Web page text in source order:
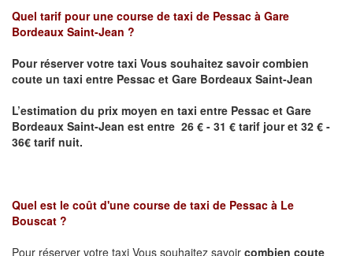
Quel tarif pour une course de taxi de Pessac à Gare
Bordeaux Saint-Jean ?
Pour réserver votre taxi Vous souhaitez savoircombien
coute un taxi entre Pessac et Gare Bordeaux Saint-Jean
L’estimation du prix moyen en taxi entre Pessac et Gare
Bordeaux Saint-Jean est entre 26 € - 31 € tarif jour et 32 € -
36€ tarif nuit.
Quel est le coût d'une course de taxi de Pessac à Le
Bouscat ?
Pour réserver votre taxi Vous souhaitez savoir combien coute